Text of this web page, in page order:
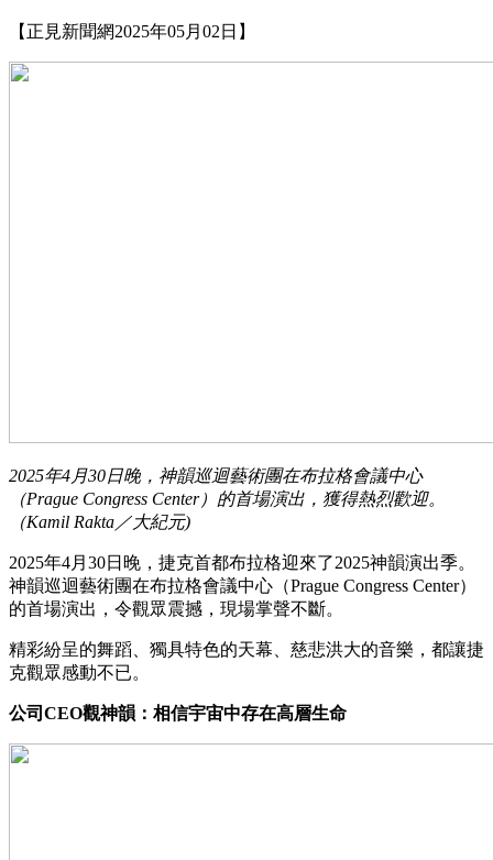
【正見新聞網2025年05月02日】
2025年4月30日晚，神韻巡迴藝術團在布拉格會議中心
（Prague Congress Center）的首場演出，獲得熱烈歡迎。
（Kamil Rakta／大紀元)
2025年4月30日晚，捷克首都布拉格迎來了2025神韻演出季。
神韻巡迴藝術團在布拉格會議中心（Prague Congress Center）
的首場演出，令觀眾震撼，現場掌聲不斷。
精彩紛呈的舞蹈、獨具特色的天幕、慈悲洪大的音樂，都讓捷
克觀眾感動不已。
公司CEO觀神韻：相信宇宙中存在高層生命